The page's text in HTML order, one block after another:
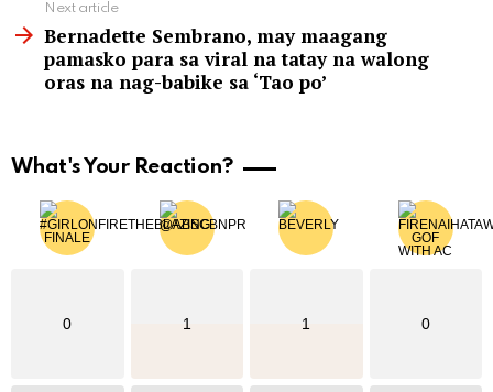
Next article
Bernadette Sembrano, may maagang
pamasko para sa viral na tatay na walong
oras na nag-babike sa ‘Tao po’
What's Your Reaction?
0 1 1 0